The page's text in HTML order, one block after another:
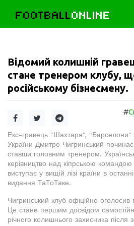
FOOTBALLONLINE
Відомий колишній
стане тренером клубу,
російському бізнесмену.
#
Екс-гравець "Шахтаря", "Барселони"
України Дмитро Чигринський
ставши головним тренером.
керівництво над кіпрською
виступає у вищій лізі країни в
видання ТаТоТаке.
Чигринський клуб офіційно
Це стане першим досвідом
річного колишнього захисника після